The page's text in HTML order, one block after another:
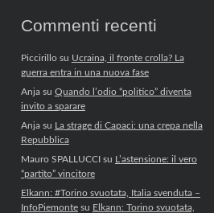
Commenti recenti
Piccirillosu Ucraina, il fronte crolla? La
guerra entra in una nuova fase
Anjasu Quando l’odio “politico” diventa
invito a sparare
Anjasu La strage di Capaci: una crepa nella
Repubblica
Mauro SPALLUCCIsu L’astensione: il vero
“partito” vincitore
Elkann: #Torino svuotata, Italia svenduta –
InfoPiemontesu Elkann: Torino svuotata,